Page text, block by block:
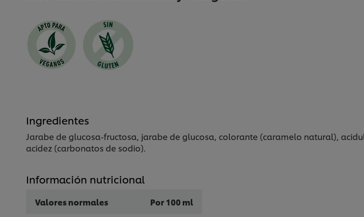
Ingredientes
Jarabe de glucosa-fructosa, jarabe de glucosa, colorante (caramelo natural),
acidez (carbonatos de sodio).
Información nutricional
Valores normales
Por 100 ml